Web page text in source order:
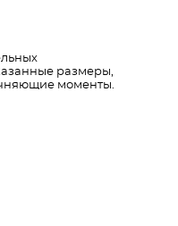
размеры,
моменты.